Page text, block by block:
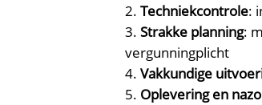
Techniekcontrole:
Strakke planning:
vergunningplicht
Vakkundige
Oplevering en